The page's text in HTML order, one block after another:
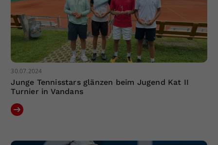
30.07.2024
Junge Tennisstars glänzen beim Jugend Kat II
Turnier in Vandans